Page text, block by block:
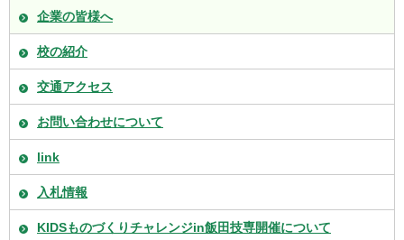
企業の皆様へ
校の紹介
交通アクセス
お問い合わせについて
link
入札情報
KIDSものづくりチャレンジin飯田技専開催について